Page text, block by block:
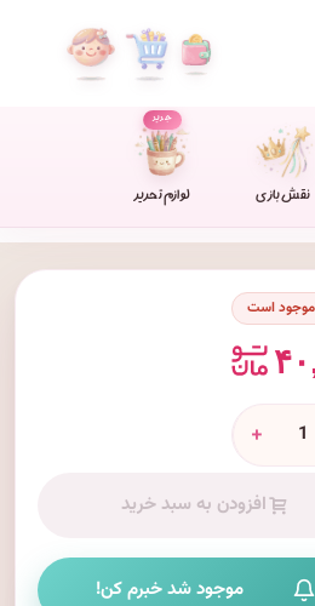
نقش بازی لوازم تحریر
جدید
است
+
افزودن به سبد خرید
موجود شد خبرم کن!